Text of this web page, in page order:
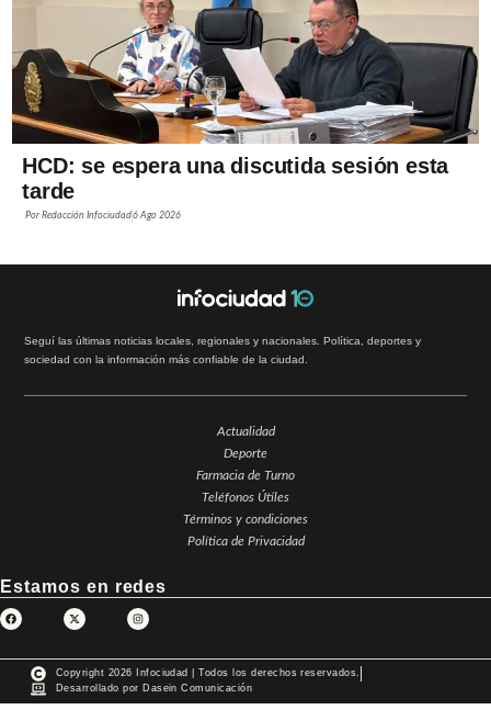
HCD: se espera una discutida sesión esta
tarde
PorRedacción Infociudad6 Ago 2026
Seguí las últimas noticias locales, regionales y nacionales. Política, deportes y
sociedad con la información más confiable de la ciudad.
Actualidad
Deporte
Farmacia de Turno
Teléfonos Útiles
Términos y condiciones
Política de Privacidad
Estamos en redes
Copyright 2026 Infociudad | Todos los derechos reservados.
Desarrollado por Dasein Comunicación